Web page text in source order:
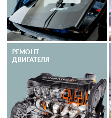
РЕМОНТ
ДВИГАТЕЛЯ